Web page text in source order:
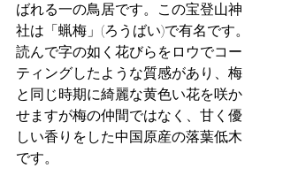
ばれる一の鳥居です。この宝登山神
社は「蝋梅」(ろうばい)で有名です。
読んで字の如く花びらをロウでコー
ティングしたような質感があり、梅
と同じ時期に綺麗な黄色い花を咲か
せますが梅の仲間ではなく、甘く優
しい香りをした中国原産の落葉低木
です。